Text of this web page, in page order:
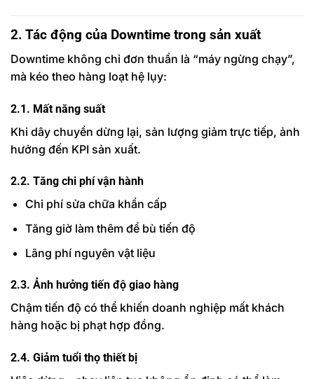
2. Tác động của Downtime trong sản xuất
Downtime không chỉ đơn thuần là “máy ngừng chạy”,
mà kéo theo hàng loạt hệ lụy:
2.1. Mất năng suất
Khi dây chuyền dừng lại, sản lượng giảm trực tiếp, ảnh
hưởng đến KPI sản xuất.
2.2. Tăng chi phí vận hành
Chi phí sửa chữa khẩn cấp
Tăng giờ làm thêm để bù tiến độ
Lãng phí nguyên vật liệu
2.3. Ảnh hưởng tiến độ giao hàng
Chậm tiến độ có thể khiến doanh nghiệp mất khách
hàng hoặc bị phạt hợp đồng.
2.4. Giảm tuổi thọ thiết bị